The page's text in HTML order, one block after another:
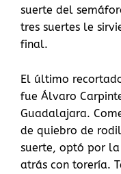
suerte del
tres suertes le
final.
El último
fue Álvaro
Guadalajara.
de quiebro de
suerte, optó por
atrás con torería.